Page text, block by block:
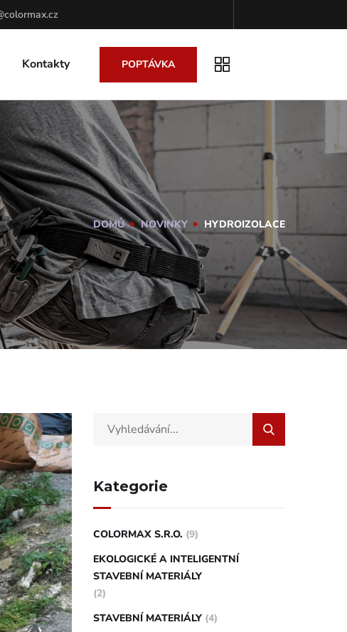
Kontakty POPTÁVKA
DOMŮ NOVINKY HYDROIZOLACE
Kategorie
COLORMAX S.R.O. (9)
EKOLOGICKÉ A INTELIGENTNÍ
STAVEBNÍ MATERIÁLY
(2)
STAVEBNÍ MATERIÁLY (4)